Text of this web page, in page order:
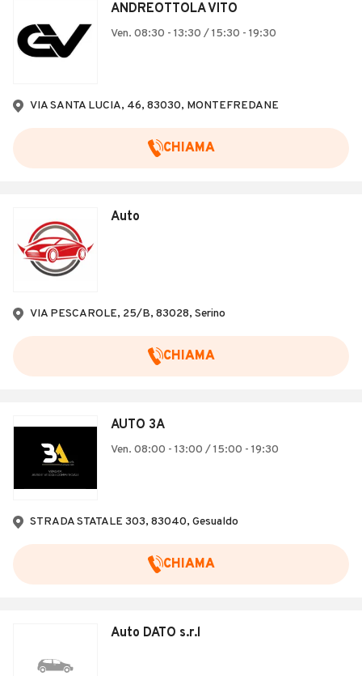
ANDREOTTOLA VITO
Ven. 08:30 - 13:30 / 15:30 - 19:30
VIA SANTA LUCIA, 46, 83030, MONTEFREDANE
CHIAMA
Auto
VIA PESCAROLE, 25/B, 83028, Serino
CHIAMA
AUTO 3A
Ven. 08:00 - 13:00 / 15:00 - 19:30
STRADA STATALE 303, 83040, Gesualdo
CHIAMA
Auto DATO s.r.l